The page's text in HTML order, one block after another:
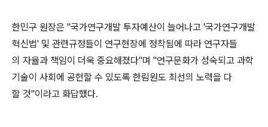
한민구 원장은 "국가연구개발 투자예산이 늘어나고 '국가연구개발
혁신법' 및 관련규정들이 연구현장에 정착됨에 따라 연구자들
의 자율과 책임이 더욱 중요해졌다"며 "연구문화가 성숙되고 과학
기술이 사회에 공헌할 수 있도록 한림원도 최선의 노력을 다
할 것"이라고 화답했다.